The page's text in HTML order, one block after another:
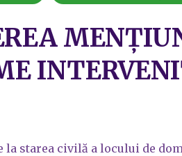
la starea civilă a locului de